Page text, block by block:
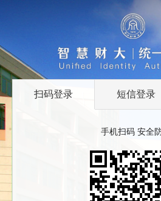
扫码登录 短信登录
手机扫码 安全